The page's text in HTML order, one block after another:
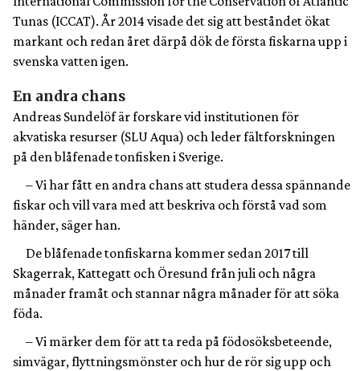
Tunas (ICCAT). År 2014 visade det sig att beståndet ökat
markant och redan året därpå dök de första fiskarna upp i
svenska vatten igen.
En andra chans
Andreas Sundelöf är forskare vid institutionen för
akvatiska resurser (SLU Aqua) och leder fältforskningen
på den blåfenade tonfisken i Sverige.
– Vi har fått en andra chans att studera dessa spännande
fiskar och vill vara med att beskriva och förstå vad som
händer, säger han.
De blåfenade tonfiskarna kommer sedan 2017 till
Skagerrak, Kattegatt och Öresund från juli och några
månader framåt och stannar några månader för att söka
föda.
– Vi märker dem för att ta reda på födosöksbeteende,
simvägar, flyttningsmönster och hur de rör sig upp och